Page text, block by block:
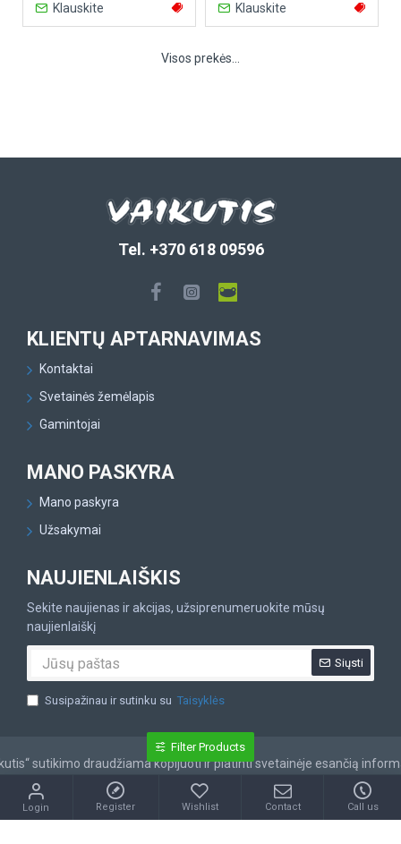
Klauskite Klauskite
Visos prekės...
Tel. +370 618 09596
KLIENTŲ APTARNAVIMAS
Kontaktai
Svetainės žemėlapis
Gamintojai
MANO PASKYRA
Mano paskyra
Užsakymai
NAUJIENLAIŠKIS
Sekite naujienas ir akcijas, užsiprenumeruokite mūsų
naujienlaiškį
Siųsti
Susipažinau ir sutinku su Taisyklės
sutikimo draudžiama kopijuoti ir platinti svetainėje esančią
Login Register Wishlist Contact Call us
Filter Products